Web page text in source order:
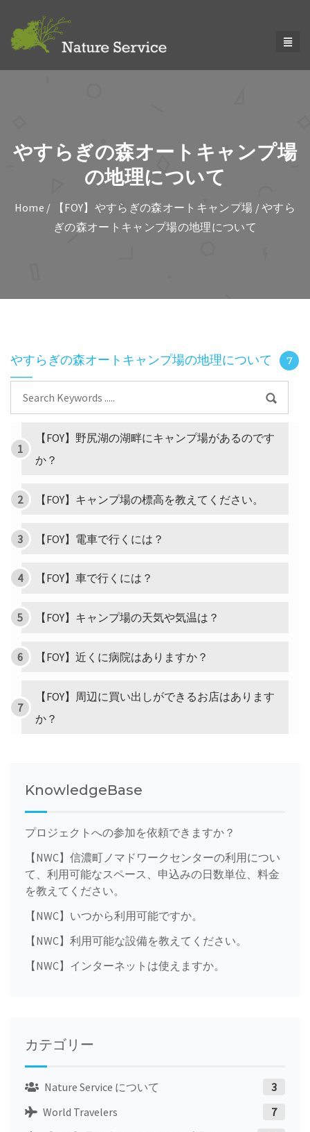
やすらぎの森オートキャンプ場
の地理について
Home / 【FOY】やすらぎの森オートキャンプ場 /やすら
ぎの森オートキャンプ場の地理について
やすらぎの森オートキャンプ場の地理について 7
【FOY】野尻湖の湖畔にキャンプ場があるのです
か？
【FOY】キャンプ場の標高を教えてください。
【FOY】電車で行くには？
【FOY】車で行くには？
【FOY】キャンプ場の天気や気温は？
【FOY】近くに病院はありますか？
【FOY】周辺に買い出しができるお店はあります
か？
KnowledgeBase
プロジェクトへの参加を依頼できますか？
【NWC】信濃町ノマドワークセンターの利用につい
て、利用可能なスペース、申込みの日数単位、料金
を教えてください。
【NWC】いつから利用可能ですか。
【NWC】利用可能な設備を教えてください。
【NWC】インターネットは使えますか。
カテゴリー
Nature Service について
3
World Travelers
7